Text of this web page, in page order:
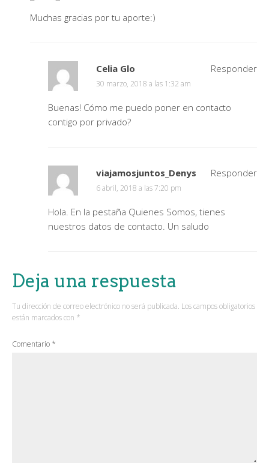
Muchas gracias por tu aporte:)
Celia Glo
30 marzo, 2018 a las 1:32 am
Buenas! Cómo me puedo poner en contacto
contigo por privado?
Responder
viajamosjuntos_Denys
6 abril, 2018 a las 7:20 pm
Hola. En la pestaña Quienes Somos, tienes
nuestros datos de contacto. Un saludo
Responder
Deja una respuesta
Tu dirección de correo electrónico no será publicada. Los campos obligatorios
están marcados con *
Comentario *